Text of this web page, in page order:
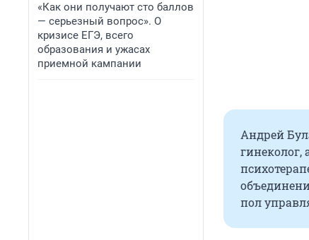
«Как они получают сто баллов
— серьезный вопрос». О
кризисе ЕГЭ, всего
образования и ужасах
приемной кампании
Андрей
гинеколог,
пол